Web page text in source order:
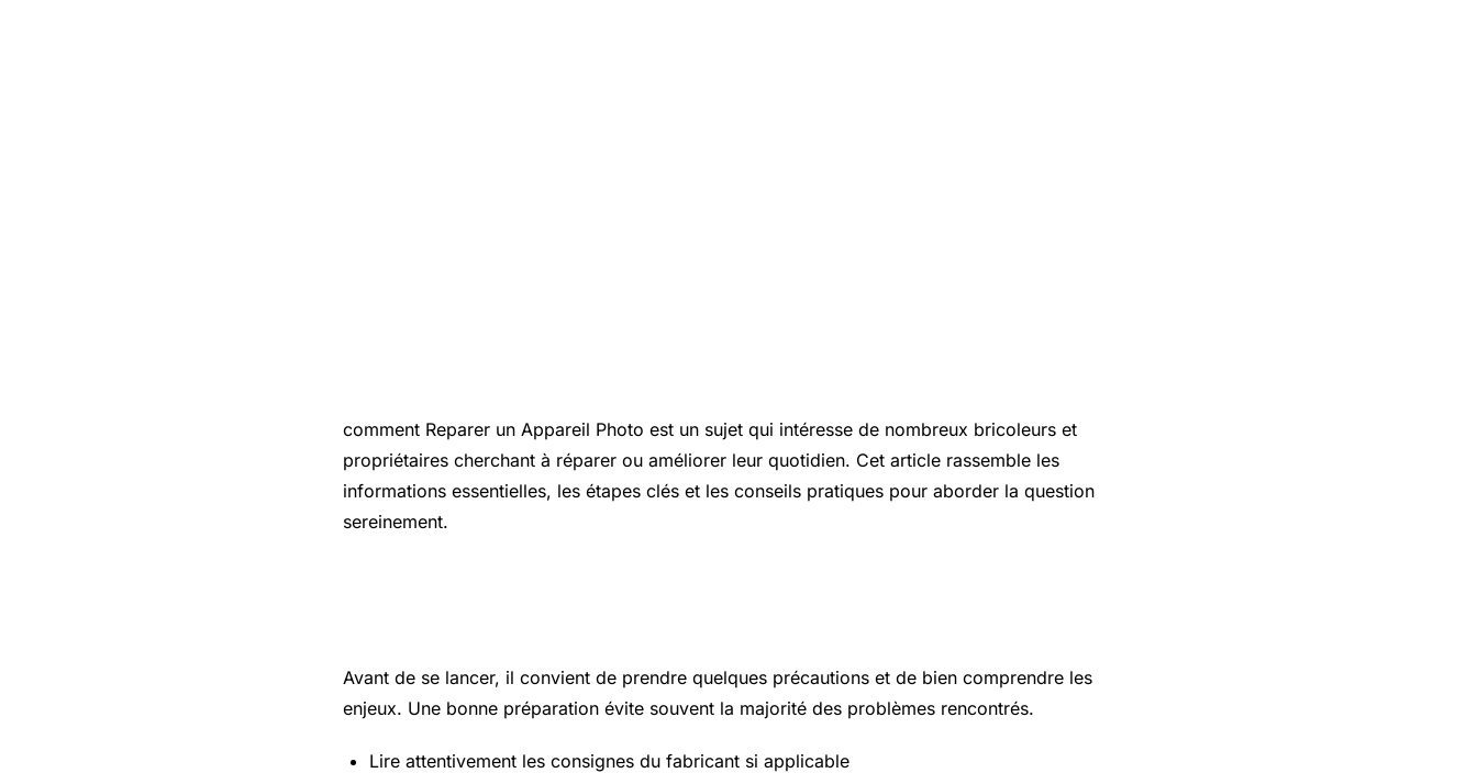
comment Reparer un Appareil Photo est un sujet qui intéresse de nombreux bricoleurs et
propriétaires cherchant à réparer ou améliorer leur quotidien. Cet article rassemble les
informations essentielles, les étapes clés et les conseils pratiques pour aborder la question
sereinement.
Avant de se lancer, il convient de prendre quelques précautions et de bien comprendre les
enjeux. Une bonne préparation évite souvent la majorité des problèmes rencontrés.
Lire attentivement les consignes du fabricant si applicable